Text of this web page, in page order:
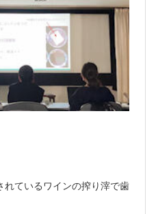
いるワインの搾り滓で歯